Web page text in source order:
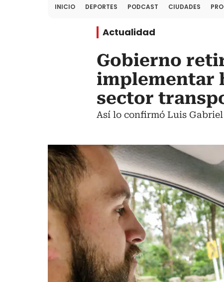
INICIO DEPORTES PODCAST CIUDADES
Actualidad
Gobierno
implementar
sector
Así lo confirmó Luis